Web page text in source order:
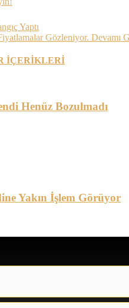
Yaptı
Gözleniyor. Devamı
İÇERİKLERİ
Henüz Bozulmadı
Yakın İşlem Görüyor